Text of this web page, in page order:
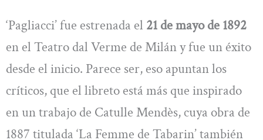
‘Pagliacci’ fue estrenada el 21 de mayo de 1892
en el Teatro dal Verme de Milán y fue un éxito
desde el inicio. Parece ser, eso apuntan los
críticos, que el libreto está más que inspirado
en un trabajo de Catulle Mendès, cuya obra de
1887 titulada ‘La Femme de Tabarin’ también